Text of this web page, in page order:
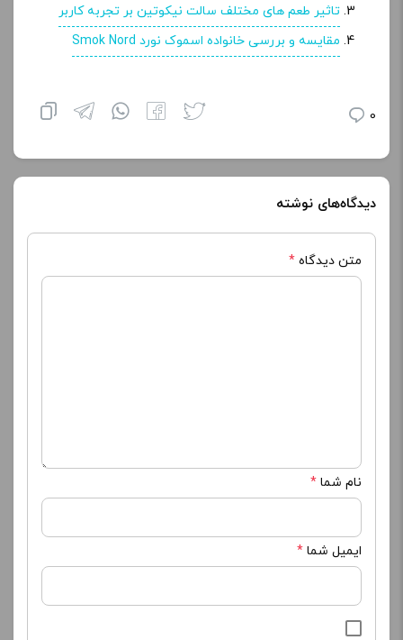
تاثیر طعم های مختلف سالت نیکوتین بر تجربه کاربر
مقایسه و بررسی خانواده اسموک نورد Smok Nord
0
دیدگاه‌های نوشته
متن دیدگاه *
نام شما *
ایمیل شما *